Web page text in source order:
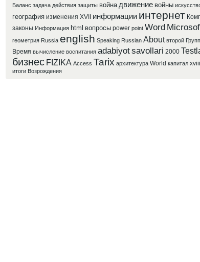
Баланс задача действия защиты война движение войны
география изменения XVII информации интернет
законы Информация html вопросы power point Word
геометрия Russia english Speaking Russian About второй
Время вычисление воспитания adabiyotsavollari 2000
бизнес FIZIKA Access Tarix архитектура World капитал xviii
итоги Возрождения